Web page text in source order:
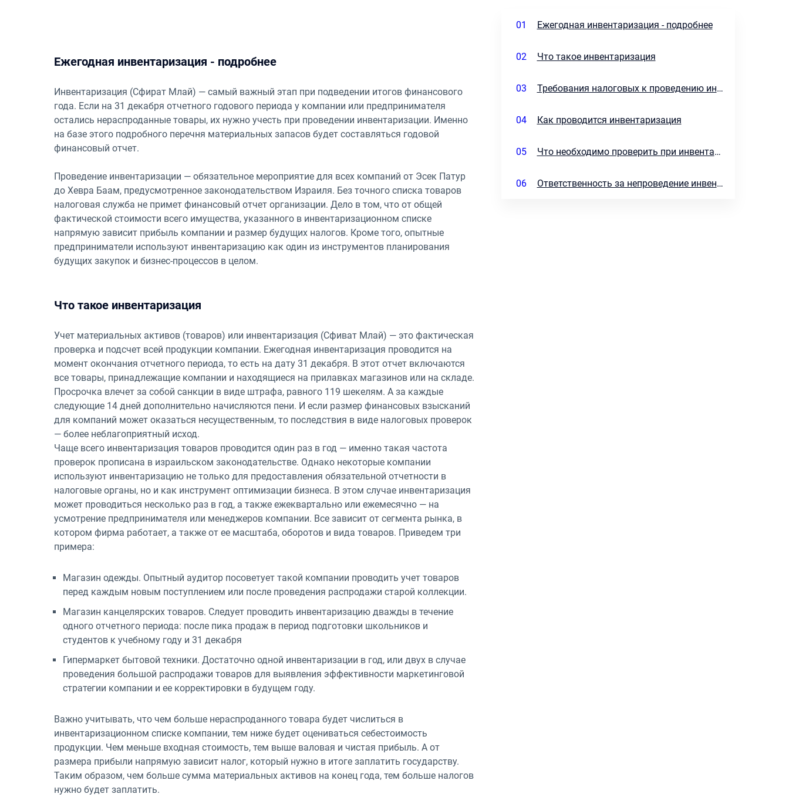
01 Ежегодная инвентаризация - подробнее
02 Что такое инвентаризация
03 Требования налоговых к проведению инвентаризации
04 Как проводится инвентаризация
05 Что необходимо проверить при инвентаризации
06 Ответственность за непроведение инвентаризации
Ежегодная инвентаризация - подробнее
Инвентаризация (Сфират Млай) — самый важный этап при подведении итогов финансового
года. Если на 31 декабря отчетного годового периода у компании или предпринимателя
остались нераспроданные товары, их нужно учесть при проведении инвентаризации. Именно
на базе этого подробного перечня материальных запасов будет составляться годовой
финансовый отчет.
Проведение инвентаризации — обязательное мероприятие для всех компаний от Эсек Патур
до Хевра Баам, предусмотренное законодательством Израиля. Без точного списка товаров
налоговая служба не примет финансовый отчет организации. Дело в том, что от общей
фактической стоимости всего имущества, указанного в инвентаризационном списке
напрямую зависит прибыль компании и размер будущих налогов. Кроме того, опытные
предприниматели используют инвентаризацию как один из инструментов планирования
будущих закупок и бизнес-процессов в целом.
Что такое инвентаризация
Учет материальных активов (товаров) или инвентаризация (Сфиват Млай) — это фактическая
проверка и подсчет всей продукции компании. Ежегодная инвентаризация проводится на
момент окончания отчетного периода, то есть на дату 31 декабря. В этот отчет включаются
все товары, принадлежащие компании и находящиеся на прилавках магазинов или на складе.
Просрочка влечет за собой санкции в виде штрафа, равного 119 шекелям. А за каждые
следующие 14 дней дополнительно начисляются пени. И если размер финансовых взысканий
для компаний может оказаться несущественным, то последствия в виде налоговых проверок
— более неблагоприятный исход.
Чаще всего инвентаризация товаров проводится один раз в год — именно такая частота
проверок прописана в израильском законодательстве. Однако некоторые компании
используют инвентаризацию не только для предоставления обязательной отчетности в
налоговые органы, но и как инструмент оптимизации бизнеса. В этом случае инвентаризация
может проводиться несколько раз в год, а также ежеквартально или ежемесячно — на
усмотрение предпринимателя или менеджеров компании. Все зависит от сегмента рынка, в
котором фирма работает, а также от ее масштаба, оборотов и вида товаров. Приведем три
примера:
Магазин одежды. Опытный аудитор посоветует такой компании проводить учет товаров
перед каждым новым поступлением или после проведения распродажи старой коллекции.
Магазин канцелярских товаров. Следует проводить инвентаризацию дважды в течение
одного отчетного периода: после пика продаж в период подготовки школьников и
студентов к учебному году и 31 декабря
Гипермаркет бытовой техники. Достаточно одной инвентаризации в год, или двух в случае
проведения большой распродажи товаров для выявления эффективности маркетинговой
стратегии компании и ее корректировки в будущем году.
Важно учитывать, что чем больше нераспроданного товара будет числиться в
инвентаризационном списке компании, тем ниже будет оцениваться себестоимость
продукции. Чем меньше входная стоимость, тем выше валовая и чистая прибыль. А от
размера прибыли напрямую зависит налог, который нужно в итоге заплатить государству.
Таким образом, чем больше сумма материальных активов на конец года, тем больше налогов
нужно будет заплатить.